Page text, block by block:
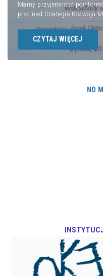
Mamy przyjemność
prac nad Strategią Rozwoju
CZYTAJ WIĘCEJ
NO